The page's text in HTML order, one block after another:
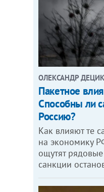
ОЛЕКСАНДР ДЕЦИК
Пакетное
Способны ли
Россию?
Как влияют те
на экономику
ощутят
санкции